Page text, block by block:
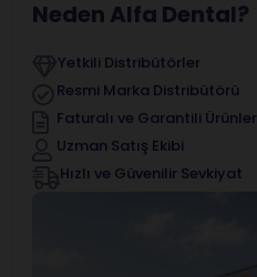
Neden Alfa Dental?
Yetkili Distribütörler
Resmi Marka Distribütörü
Faturalı ve Garantili Ürünler
Uzman Satış Ekibi
Hızlı ve Güvenilir Sevkiyat